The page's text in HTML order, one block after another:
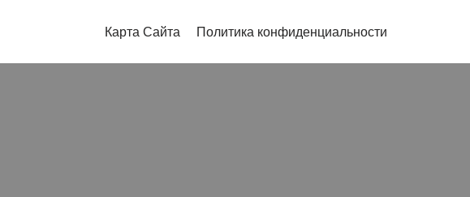
Карта Сайта Политика конфиденциальности